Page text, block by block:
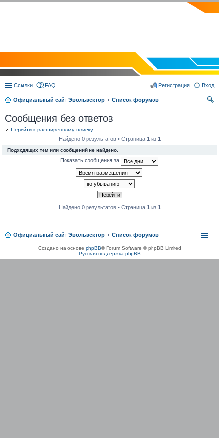
Ссылки FAQ Вход
Регистрация
Официальный сайт Эвольвектор
Список форумов
Сообщения без ответов
Перейти к расширенному поиску
Найдено 0 результатов • Страница 1 из 1
Подходящих тем или сообщений не найдено.
Показать сообщения за
Найдено 0 результатов • Страница 1 из 1
Официальный сайт Эвольвектор Список форумов
Создано на основе phpBB® Forum Software © phpBB Limited
Русская поддержка phpBB